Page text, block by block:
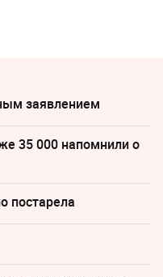
заявлением
35 000 напомнили о
постарела